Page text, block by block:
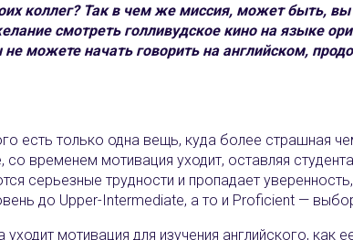
коллег? Так в чем же миссия, может быть,
смотреть голливудское кино на языке
не можете начать говорить на английском,
есть только одна вещь, куда более страшная
со временем мотивация уходит, оставляя
серьезные трудности и пропадает
до Upper-Intermediate, а то и Proficient —
мотивация для изучения английского,